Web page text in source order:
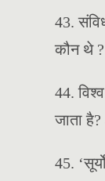
43.
कौन थे
44.
जाता
45.